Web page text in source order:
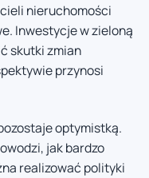
nieruchomości
Inwestycje w zieloną
skutki zmian
przynosi
optymistką.
jak bardzo
realizować polityki